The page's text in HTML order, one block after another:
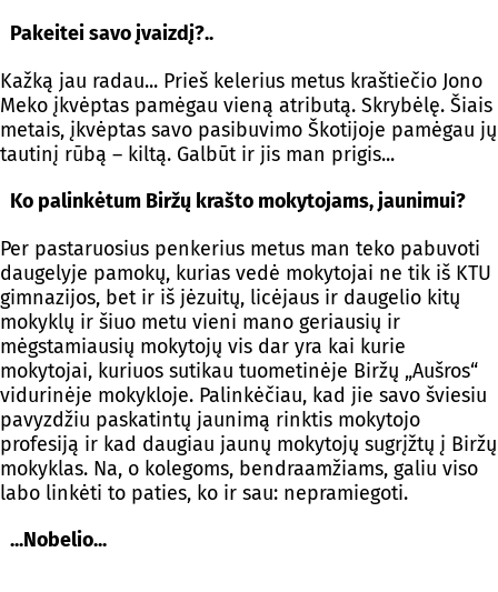
Pakeitei savo įvaizdį?..
Kažką jau radau... Prieš kelerius metus kraštiečio Jono
Meko įkvėptas pamėgau vieną atributą. Skrybėlę. Šiais
metais, įkvėptas savo pasibuvimo Škotijoje pamėgau jų
tautinį rūbą – kiltą. Galbūt ir jis man prigis...
Ko palinkėtum Biržų krašto mokytojams, jaunimui?
Per pastaruosius penkerius metus man teko pabuvoti
daugelyje pamokų, kurias vedė mokytojai ne tik iš KTU
gimnazijos, bet ir iš jėzuitų, licėjaus ir daugelio kitų
mokyklų ir šiuo metu vieni mano geriausių ir
mėgstamiausių mokytojų vis dar yra kai kurie
mokytojai, kuriuos sutikau tuometinėje Biržų „Aušros“
vidurinėje mokykloje. Palinkėčiau, kad jie savo šviesiu
pavyzdžiu paskatintų jaunimą rinktis mokytojo
profesiją ir kad daugiau jaunų mokytojų sugrįžtų į Biržų
mokyklas. Na, o kolegoms, bendraamžiams, galiu viso
labo linkėti to paties, ko ir sau: nepramiegoti.
...Nobelio...